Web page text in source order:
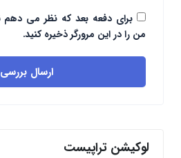
برای دفعه بعد که نظر می دهم
من را در این مرورگر ذخیره کنید.
ارسال بررسی
لوکیشن تراپیست